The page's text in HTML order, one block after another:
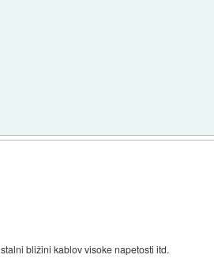
bližini kablov visoke napetosti itd.